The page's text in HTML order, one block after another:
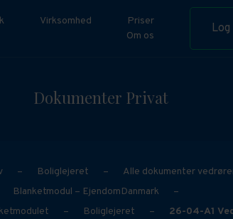
Virksomhed
Priser
Om os
Log
Dokumenter Privat
– Boliglejeret – Alle dokumenter
Blanketmodul – EjendomDanmark
–
– Boliglejeret – 26-04-A1